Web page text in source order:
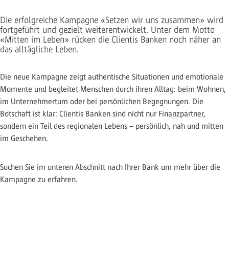
Die erfolgreiche Kampagne «Setzen wir uns zusammen» wird
fortgeführt und gezielt weiterentwickelt. Unter dem Motto
«Mitten im Leben» rücken die Clientis Banken noch näher an
das alltägliche Leben.
Die neue Kampagne zeigt authentische Situationen und emotionale
Momente und begleitet Menschen durch ihren Alltag: beim Wohnen,
im Unternehmertum oder bei persönlichen Begegnungen. Die
Botschaft ist klar: Clientis Banken sind nicht nur Finanzpartner,
sondern ein Teil des regionalen Lebens – persönlich, nah und mitten
im Geschehen.
Suchen Sie im unteren Abschnitt nach Ihrer Bank um mehr über die
Kampagne zu erfahren.